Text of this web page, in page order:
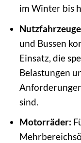
im Winter bis
und Bussen
Einsatz, die
Belastungen
sind.
Motorräder: